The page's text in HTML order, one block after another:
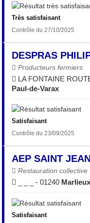
Très satisfaisant
Contrôle du 27/10/2025
DESPRAS
Producteurs fermiers
LA FONTAINE
Paul-de-Varax
Satisfaisant
Contrôle du 23/09/2025
AEP SAINT
Restauration collective
_ _ _ - 01240 Marlieux
Satisfaisant